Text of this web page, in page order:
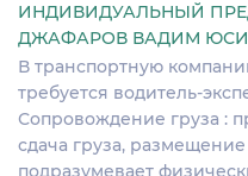
ИНДИВИДУАЛЬНЫЙ
ДЖАФАРОВ ВАДИМ
В транспортную
требуется водитель-
Сопровождение груза :
сдача груза, размещение
подразумевает